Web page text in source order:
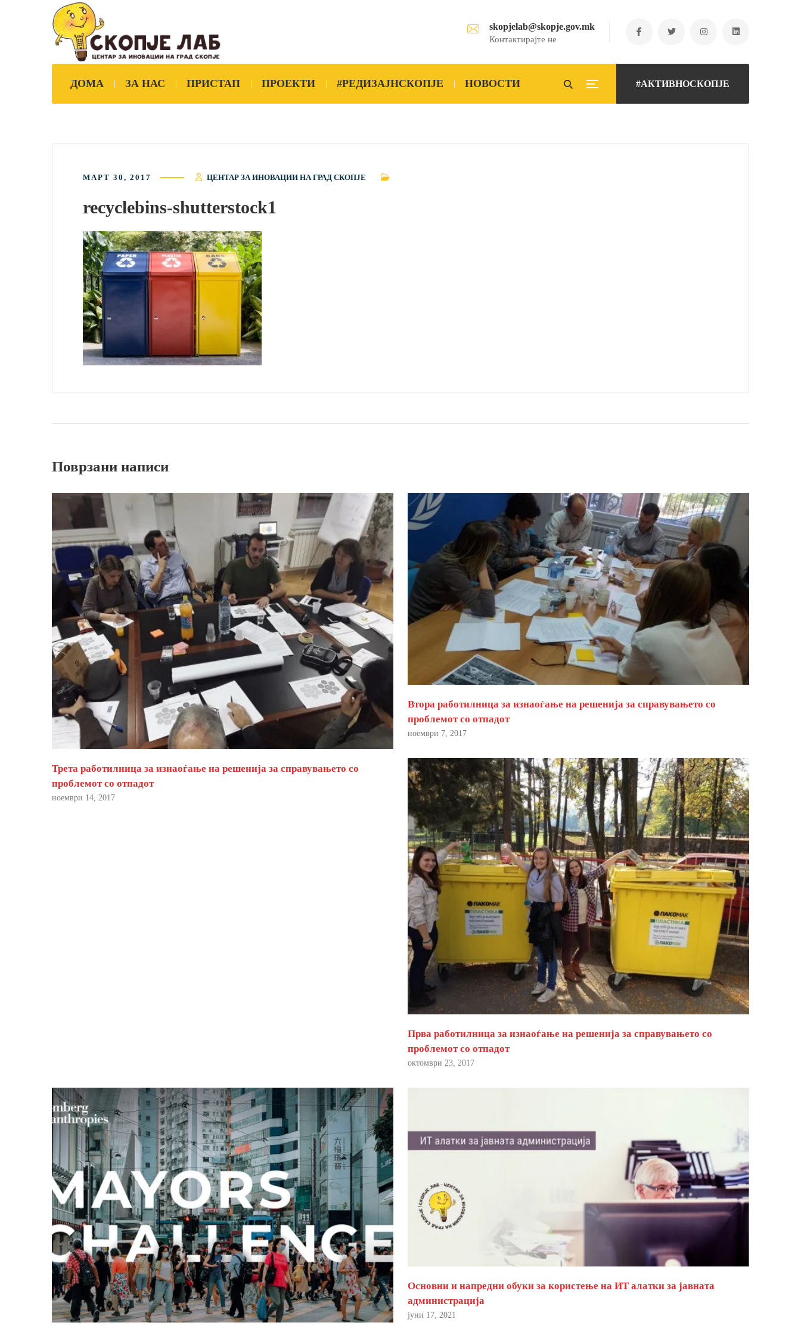
skopjelab@skopje.gov.mk
Контактирајте не
#АКТИВНОСКОПЈЕ
ДОМА ЗА НАС ПРИСТАП ПРОЕКТИ #РЕДИЗАЈНСКОПЈЕ НОВОСТИ
МАРТ 30, 2017 ЦЕНТАР ЗА ИНОВАЦИИ НА ГРАД СКОПЈЕ
recyclebins-shutterstock1
Поврзани написи
Трета работилница за изнаоѓање на решенија за справувањето со
проблемот со отпадот
ноември 14, 2017
Втора работилница за изнаоѓање на решенија за справувањето со
проблемот со отпадот
ноември 7, 2017
Прва работилница за изнаоѓање на решенија за справувањето со
проблемот со отпадот
октомври 23, 2017
Основни и напредни обуки за користење на ИТ алатки за јавната
администрација
јуни 17, 2021